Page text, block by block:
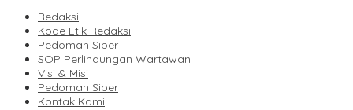
Redaksi
Kode Etik Redaksi
Pedoman Siber
SOP Perlindungan Wartawan
Visi & Misi
Pedoman Siber
Kontak Kami